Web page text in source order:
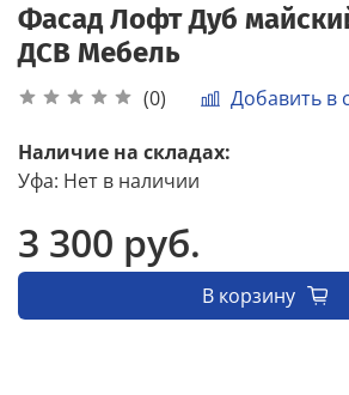
Фасад Лофт Дуб
ДСВ Мебель
(0) Добавить в
Наличие на складах:
Уфа: Нет в наличии
3 300 руб.
В корзину